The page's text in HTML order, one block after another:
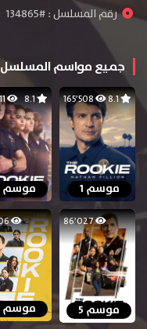
رقم المسلسل : #134865
جميع مواسم المسلسل
8.1
موسم 1
8.1 105٬511
موسم 2
86٬027
موسم 5
86٬306
موسم 6